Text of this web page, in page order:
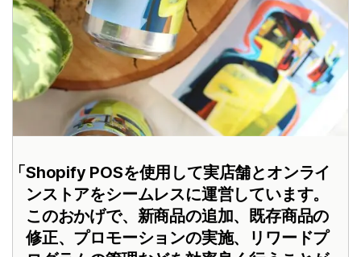
Shopify POSを使用して実店舗とオンライ
ンストアをシームレスに運営しています。
このおかげで、新商品の追加、既存商品の
修正、プロモーションの実施、リワードプ